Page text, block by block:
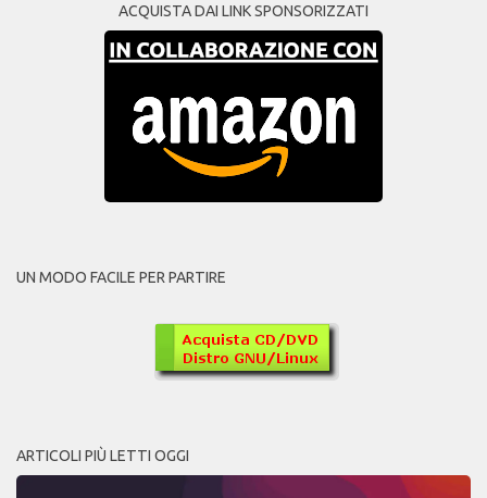
ACQUISTA DAI LINK SPONSORIZZATI
UN MODO FACILE PER PARTIRE
ARTICOLI PIÙ LETTI OGGI